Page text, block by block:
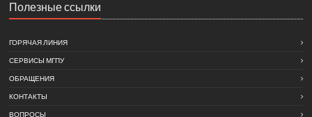
Полезные ссылки
ГОРЯЧАЯ ЛИНИЯ
СЕРВИСЫ МГПУ
ОБРАЩЕНИЯ
КОНТАКТЫ
ВОПРОСЫ